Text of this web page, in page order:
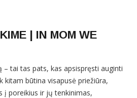
| IN MOM WE
– tai tas pats, kas apsispręsti auginti
kitam būtina visapusė priežiūra,
į poreikius ir jų tenkinimas,